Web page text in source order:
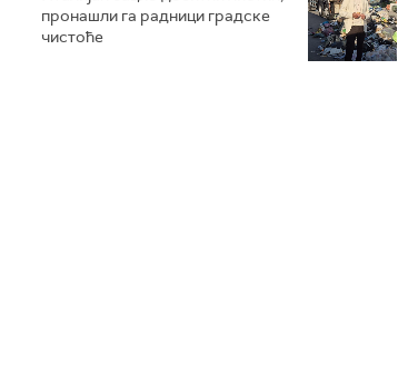
пронашли га радници градске
чистоће